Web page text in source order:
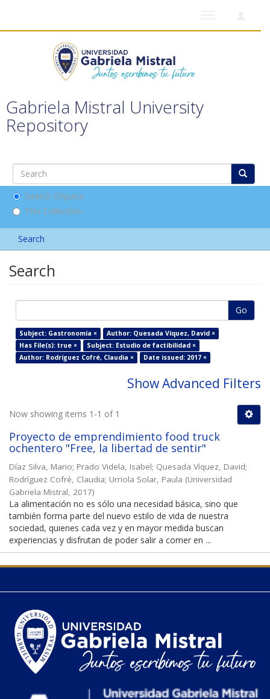
Gabriela Mistral University
Repository
Search DSpace
This Collection
Search
Search
Go
Subject: Gastronomía ×
Author: Quesada Víquez, David ×
Has File(s): true ×
Subject: Estudio de factibilidad ×
Author: Rodríguez Cofré, Claudia ×
Date issued: 2017 ×
Show Advanced Filters
Now showing items 1-1 of 1
Proyecto de emprendimiento food truck
ochentero "Free, la libertad de sentir"
Díaz Silva, Mario; Prado Videla, Isabel; Quesada Víquez, David;
Rodríguez Cofré, Claudia; Urriola Solar, Paula (Universidad
Gabriela Mistral, 2017)
La alimentación no es sólo una necesidad básica, sino que
también forma parte del nuevo estilo de vida de nuestra
sociedad, quienes cada vez y en mayor medida buscan
experiencias y disfrutan de poder salir a comer en ...